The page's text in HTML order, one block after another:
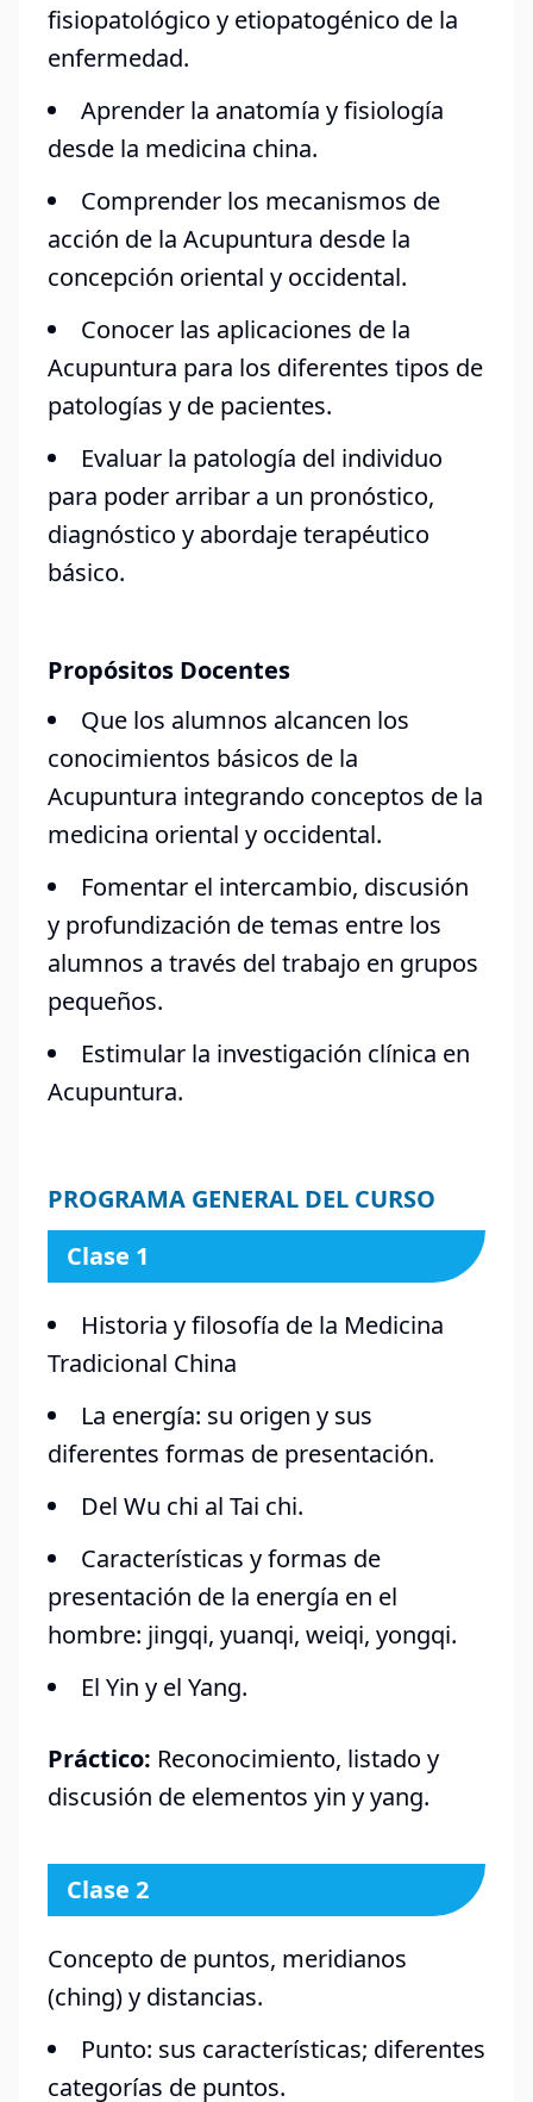
fisiopatológico y etiopatogénico de la
enfermedad.
Aprender la anatomía y fisiología
desde la medicina china.
Comprender los mecanismos de
acción de la Acupuntura desde la
concepción oriental y occidental.
Conocer las aplicaciones de la
Acupuntura para los diferentes tipos de
patologías y de pacientes.
Evaluar la patología del individuo
para poder arribar a un pronóstico,
diagnóstico y abordaje terapéutico
básico.
Propósitos Docentes
Que los alumnos alcancen los
conocimientos básicos de la
Acupuntura integrando conceptos de la
medicina oriental y occidental.
Fomentar el intercambio, discusión
y profundización de temas entre los
alumnos a través del trabajo en grupos
pequeños.
Estimular la investigación clínica en
Acupuntura.
PROGRAMA GENERAL DEL CURSO
Clase 1
Historia y filosofía de la Medicina
Tradicional China
La energía: su origen y sus
diferentes formas de presentación.
Del Wu chi al Tai chi.
Características y formas de
presentación de la energía en el
hombre: jingqi, yuanqi, weiqi, yongqi.
El Yin y el Yang.
Práctico: Reconocimiento, listado y
discusión de elementos yin y yang.
Clase 2
Concepto de puntos, meridianos
(ching) y distancias.
Punto: sus características; diferentes
categorías de puntos.